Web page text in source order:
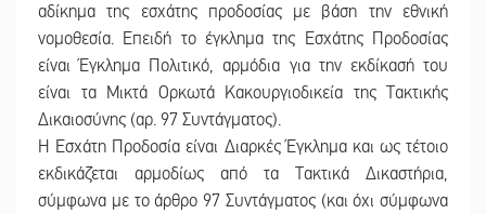
αδίκημα της εσχάτης προδοσίας με βάση την εθνική
νομοθεσία. Επειδή το έγκλημα της Εσχάτης Προδοσίας
είναι Έγκλημα Πολιτικό, αρμόδια για την εκδίκασή του
είναι τα Μικτά Ορκωτά Κακουργιοδικεία της Τακτικής
Δικαιοσύνης (αρ. 97 Συντάγματος).
Η Εσχάτη Προδοσία είναι Διαρκές Έγκλημα και ως τέτοιο
εκδικάζεται αρμοδίως από τα Τακτικά Δικαστήρια,
σύμφωνα με το άρθρο 97 Συντάγματος (και όχι σύμφωνα